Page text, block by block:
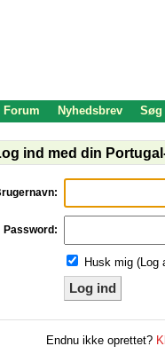
Forum Nyhedsbrev Søg
ind med din
Password:
Husk mig (Log
Log ind
Endnu ikke oprettet?